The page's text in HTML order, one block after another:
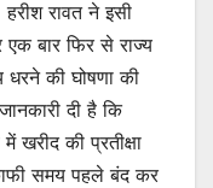
रावत ने इसी
बार फिर से राज्य
धरने की घोषणा की
दी है कि
खरीद की प्रतीक्षा
समय पहले बंद कर